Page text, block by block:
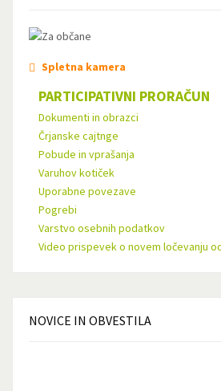
Spletna kamera
PARTICIPATIVNI PRORAČUN
Dokumenti in obrazci
Črjanske cajtnge
Pobude in vprašanja
Varuhov kotiček
Uporabne povezave
Pogrebi
Varstvo osebnih podatkov
Video prispevek o novem ločevanju
NOVICE IN OBVESTILA